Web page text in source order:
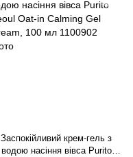
Заспокійливий крем-гель з
водою насіння вівса Purito